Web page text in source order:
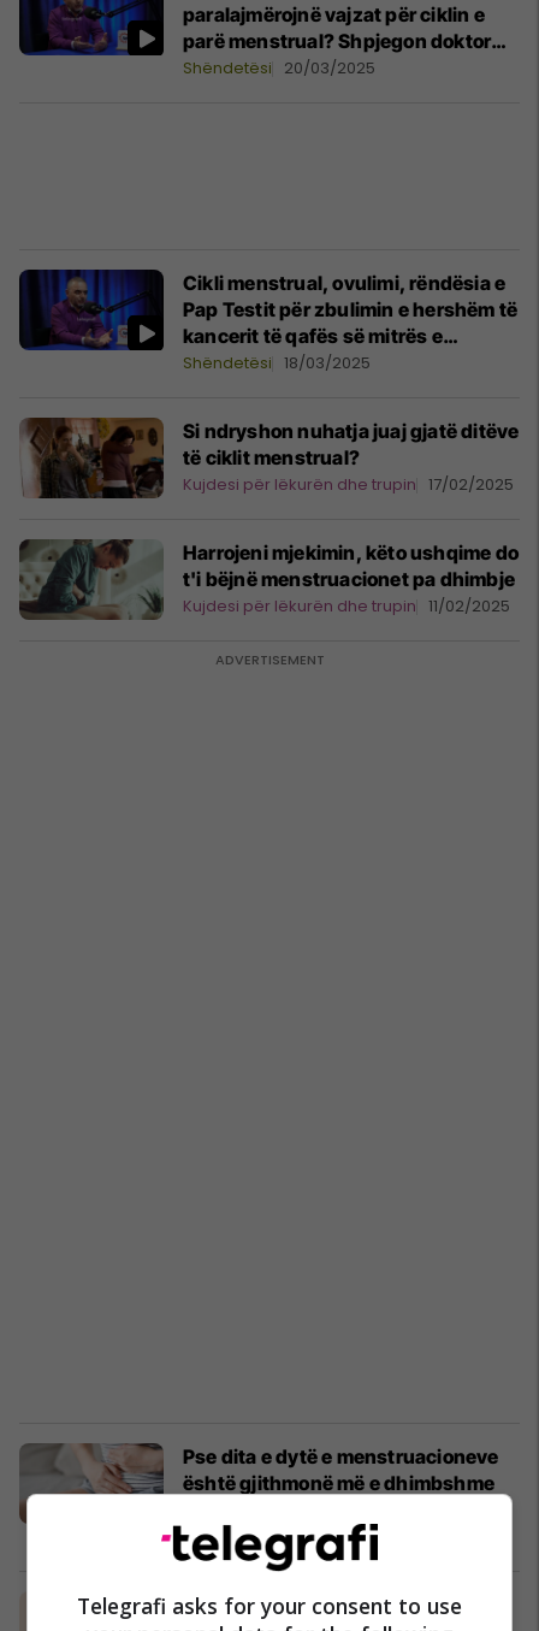
paralajmërojnë vajzat për ciklin e
parë menstrual? Shpjegon doktor
Morina
Shëndetësi 20/03/2025
Cikli menstrual, ovulimi, rëndësia e
Pap Testit për zbulimin e hershëm të
kancerit të qafës së mitrës e
menopauza – podcast me
Shëndetësi 18/03/2025
Si ndryshon nuhatja juaj gjatë ditëve
të ciklit menstrual?
Kujdesi për lëkurën dhe trupin 17/02/2025
Harrojeni mjekimin, këto ushqime do
t'i bëjnë menstruacionet pa dhimbje
Kujdesi për lëkurën dhe trupin 11/02/2025
Pse dita e dytë e menstruacioneve
është gjithmonë më e dhimbshme
Këshilla dhe arsye 10/02/2025
Çfarë duhet të konsumoni gjatë
Telegrafi asks for your consent to use